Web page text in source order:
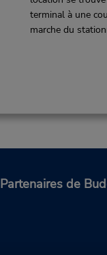
terminal à une
marche du
Partenaires de